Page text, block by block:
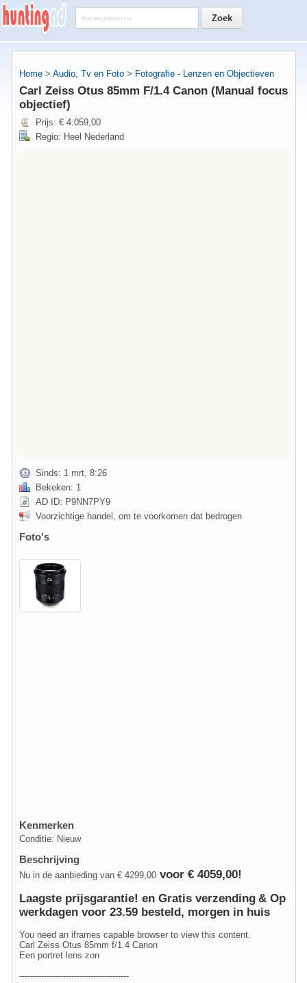
Home > Audio, Tv en Foto > Fotografie - Lenzen en Objectieven
Carl Zeiss Otus 85mm F/1.4 Canon (Manual focus
objectief)
Prijs: € 4.059,00
Regio: Heel Nederland
Sinds: 1 mrt, 8:26
Bekeken: 1
AD ID: P9NN7PY9
Voorzichtige handel, om te voorkomen dat bedrogen
Foto's
Kenmerken
Conditie: Nieuw
Beschrijving
Nu in de aanbieding van € 4299,00 voor € 4059,00!
Laagste prijsgarantie! en Gratis verzending & Op
werkdagen voor 23.59 besteld, morgen in huis
You need an iframes capable browser to view this content.
Carl Zeiss Otus 85mm f/1.4 Canon
Een portret lens zon
----------------------------------------